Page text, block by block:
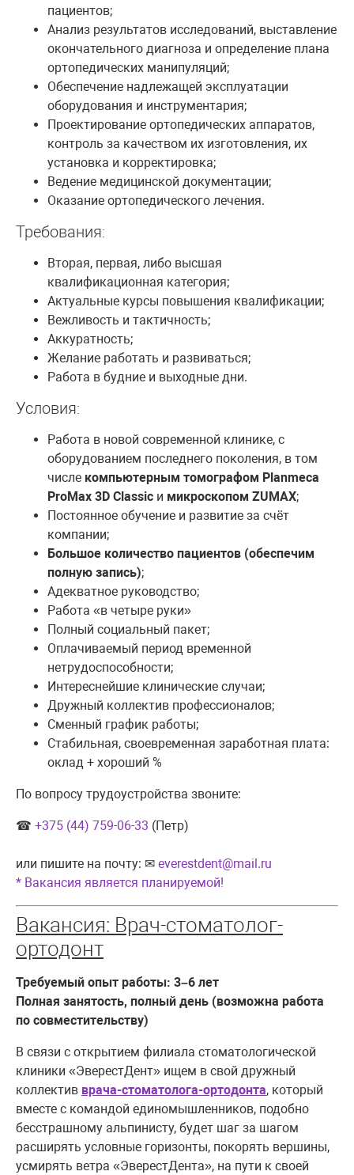
пациентов;
Анализ результатов исследований, выставление
окончательного диагноза и определение плана
ортопедических манипуляций;
Обеспечение надлежащей эксплуатации
оборудования и инструментария;
Проектирование ортопедических аппаратов,
контроль за качеством их изготовления, их
установка и корректировка;
Ведение медицинской документации;
Оказание ортопедического лечения.
Требования:
Вторая, первая, либо высшая
квалификационная категория;
Актуальные курсы повышения квалификации;
Вежливость и тактичность;
Аккуратность;
Желание работать и развиваться;
Работа в будние и выходные дни.
Условия:
Работа в новой современной клинике, с
оборудованием последнего поколения, в том
числе компьютерным томографом Planmeca
ProMax 3D Classic и микроскопом ZUMAX;
Постоянное обучение и развитие за счёт
компании;
Большое количество пациентов (обеспечим
полную запись);
Адекватное руководство;
Работа «в четыре руки»
Полный социальный пакет;
Оплачиваемый период временной
нетрудоспособности;
Интереснейшие клинические случаи;
Дружный коллектив профессионалов;
Сменный график работы;
Стабильная, своевременная заработная плата:
оклад + хороший %
По вопросу трудоустройства звоните:
☎ +375 (44) 759-06-33 (Петр)
или пишите на почту: ✉ everestdent@mail.ru
* Вакансия является планируемой!
Вакансия: Врач-стоматолог-
ортодонт
Требуемый опыт работы: 3–6 лет
Полная занятость, полный день (возможна работа
по совместительству)
В связи с открытием филиала стоматологической
клиники «ЭверестДент» ищем в свой дружный
коллектив врача-стоматолога-ортодонта, который
вместе с командой единомышленников, подобно
бесстрашному альпинисту, будет шаг за шагом
расширять условные горизонты, покорять вершины,
усмирять ветра «ЭверестДента», на пути к своей